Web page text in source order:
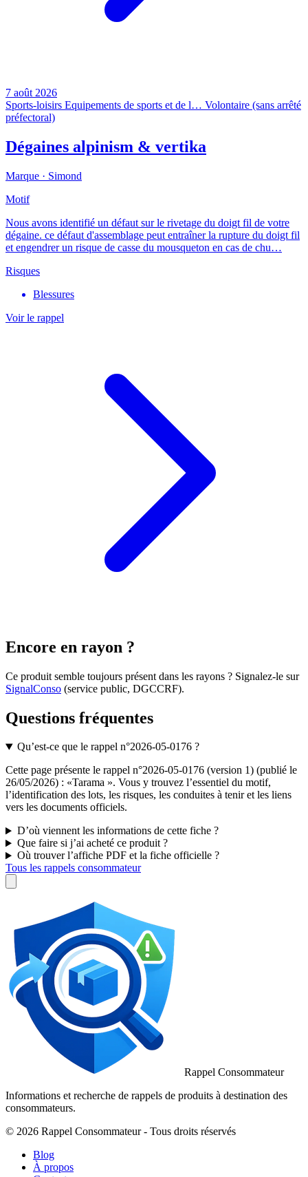
7 août 2026
Sports-loisirs Equipements de sports et de l… Volontaire (sans arrêté
préfectoral)
Dégaines alpinism & vertika
Marque · Simond
Motif
Nous avons identifié un défaut sur le rivetage du doigt fil de votre
dégaine. ce défaut d'assemblage peut entraîner la rupture du doigt fil
et engendrer un risque de casse du mousqueton en cas de chu…
Risques
Blessures
Voir le rappel
Encore en rayon ?
Ce produit semble toujours présent dans les rayons ? Signalez-le sur
SignalConso (service public, DGCCRF).
Questions fréquentes
Qu’est-ce que le rappel n°2026-05-0176 ?
Cette page présente le rappel n°2026-05-0176 (version 1) (publié le
26/05/2026) : «Tarama ». Vous y trouvez l’essentiel du motif,
l’identification des lots, les risques, les conduites à tenir et les liens
vers les documents officiels.
D’où viennent les informations de cette fiche ?
Que faire si j’ai acheté ce produit ?
Où trouver l’affiche PDF et la fiche officielle ?
Tous les rappels consommateur
Rappel Consommateur
Informations et recherche de rappels de produits à destination des
consommateurs.
© 2026 Rappel Consommateur - Tous droits réservés
Blog
À propos